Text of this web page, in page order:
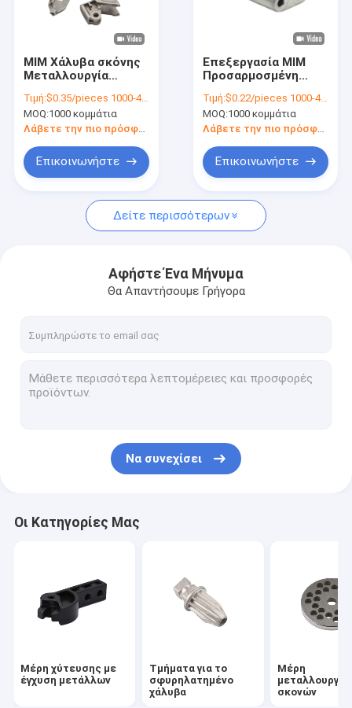
Σχετικά με εμάς
Επικοινωνήστε μαζί μας
Ειδήσεις
Ζητήστε μια προσφορά
Τμήματα για το σφυρηλατημένο χάλυβα
Μέρη μεταλλουργίας σκονών
Μέρη επεξεργασίας CNC
Μέρος AEG Airsoft Accessories
MIM Χάλυβα σκόνης
Μεταλλουργία
Εργαλεία Τμήματα
ακριβείας από
ανοξείδωτο χάλυβα
στερέωσης
Τιμή:$0.35/pieces 1000-4999 pieces
MOQ:1000 κομμάτια
Λάβετε την πιο πρόσφατη τιμή
Επικοινωνήστε
Επεξεργασία MIM
Προσαρμοσμένη
ανοξείδωτο χάλυβα
μεταλλική σκόνη
μεταλλουργία Ένεση
ηλεκτρολογικά
εργαλεία
Τιμή:$0.22/pieces 1000-4999 pieces
MOQ:1000 κομμάτια
Λάβετε την πιο πρόσφατη τιμή
Επικοινωνήστε
Δείτε περισσότερων
Αφήστε Ένα Μήνυμα
Θα Απαντήσουμε Γρήγορα
Να συνεχίσει
Οι Κατηγορίες Μας
Μέρη χύτευσης με
έγχυση μετάλλων
Τμήματα για το
σφυρηλατημένο
χάλυβα
Μέρη
σκονών